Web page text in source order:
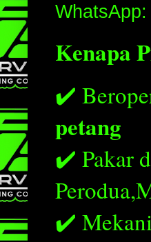
Kenapa
✔️
petang
✔️ Pakar
✔️